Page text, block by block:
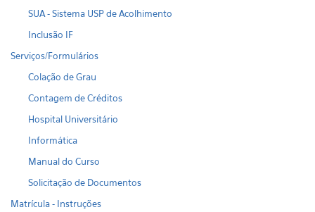
SUA - Sistema USP de Acolhimento
Inclusão IF
Serviços/Formulários
Colação de Grau
Contagem de Créditos
Hospital Universitário
Informática
Manual do Curso
Solicitação de Documentos
Matrícula - Instruções